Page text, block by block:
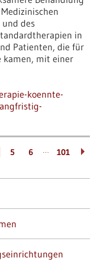
des
in
Patienten, die für
kamen, mit einer
koennte-
5 6 … 101